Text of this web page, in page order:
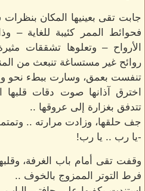
جابت تقى بعينيها المكان
فحوائط الممر كئيبة للغاية
الأرواح – وتعلوها تشققات
روائح غير مستساغة تنبعث من
تنفست بعمق، وسارت ببطء نحو
اخترق آذانها صوت دقات قلبها
تتدفق بغزارة إلى عروقها ..
جف حلقها، وزادت مرارته ..
-يا رب .. يا رب!
وقفت تقى أمام باب الغرفة،
فرط التوتر الممزوج بالخوف ..